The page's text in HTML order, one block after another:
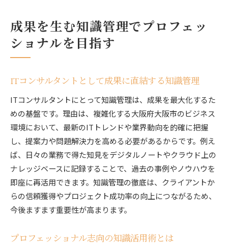
成果を生む知識管理でプロフェッ
ショナルを目指す
ITコンサルタントとして成果に直結する知識管理
ITコンサルタントにとって知識管理は、成果を最大化するた
めの基盤です。理由は、複雑化する大阪府大阪市のビジネス
環境において、最新のITトレンドや業界動向を的確に把握
し、提案力や問題解決力を高める必要があるからです。例え
ば、日々の業務で得た知見をデジタルノートやクラウド上の
ナレッジベースに記録することで、過去の事例やノウハウを
即座に再活用できます。知識管理の徹底は、クライアントか
らの信頼獲得やプロジェクト成功率の向上につながるため、
今後ますます重要性が高まります。
プロフェッショナル志向の知識活用術とは